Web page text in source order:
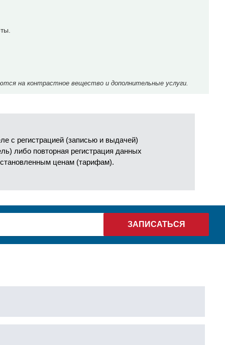
на контрастное вещество и дополнительные услуги.
с регистрацией (записью и выдачей)
либо повторная регистрация данных
ценам (тарифам).